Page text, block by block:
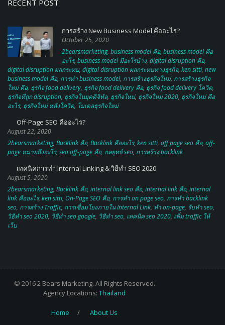
RECENT POST
การสร้าง New Business Model คืออะไร?
October 25, 2020
2bearsmarketing, business model คือ, business model คือ
อะไร, business model มีอะไรบ้าง, digital disruption คือ,
digital disruption ผลกระทบ, digital disruption ผลกระทบทางธุรกิจ, ken sitti, new
business model คือ, การทำ business model, การสร้างธุรกิจใหม่, การสร้างธุรกิจ
ใหม่ คือ, ธุรกิจ food delivery, ธุรกิจ food delivery คือ, ธุรกิจ food delivery โควิด,
ธุรกิจที่ถูก disruption, ธุรกิจในยุคดิจิทัล, ธุรกิจใหม่, ธุรกิจใหม่ 2020, ธุรกิจใหม่ คือ
อะไร, ธุรกิจใหม่ หลังโควิด, โมเดลธุรกิจใหม่
Off-Page SEO คืออะไร?
August 22, 2020
2bearsmarketing, Backlink คือ, Backlink คืออะไร, ken sitti, off page seo คือ, off-
page หมายถึงอะไร, seo off-page คือ, กลยุทธ์ seo, การสร้าง backlink
เทคนิคการทำ Internal Linking & วิธีทำ SEO 2020
August 5, 2020
2bearsmarketing, Backlink คือ, internal link seo คือ, internal link คือ, internal
link คืออะไร, ken sitti, On-Page SEO คือ, การทำ on page seo, การทํา backlink
seo, การสร้าง Traffic, การเชื่อมโยงภายใน Internal Link, ทำ on-page, รับทำ seo,
วิธีทำ seo 2020, วิธีทำ seo google, วิธีทํา seo, เทคนิค seo 2020, เพิ่ม traffic ให้
เว็บ
© 2016 2 Bears Marketing. All Rights Reserved.
Agency Locations: Thailand
Home
About Us